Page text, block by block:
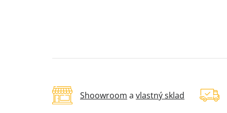
Shoowroom a vlastný sklad